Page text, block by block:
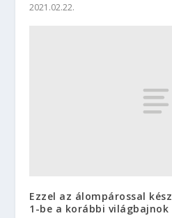
2021.02.22.
Ezzel az álompárossal
1-be a korábbi világbajnok